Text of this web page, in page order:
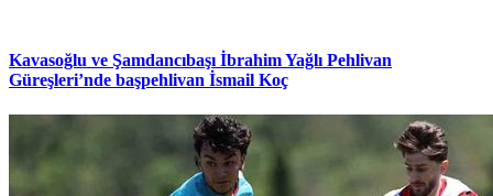
Kavasoğlu ve Şamdancıbaşı İbrahim Yağlı Pehlivan
Güreşleri’nde başpehlivan İsmail Koç